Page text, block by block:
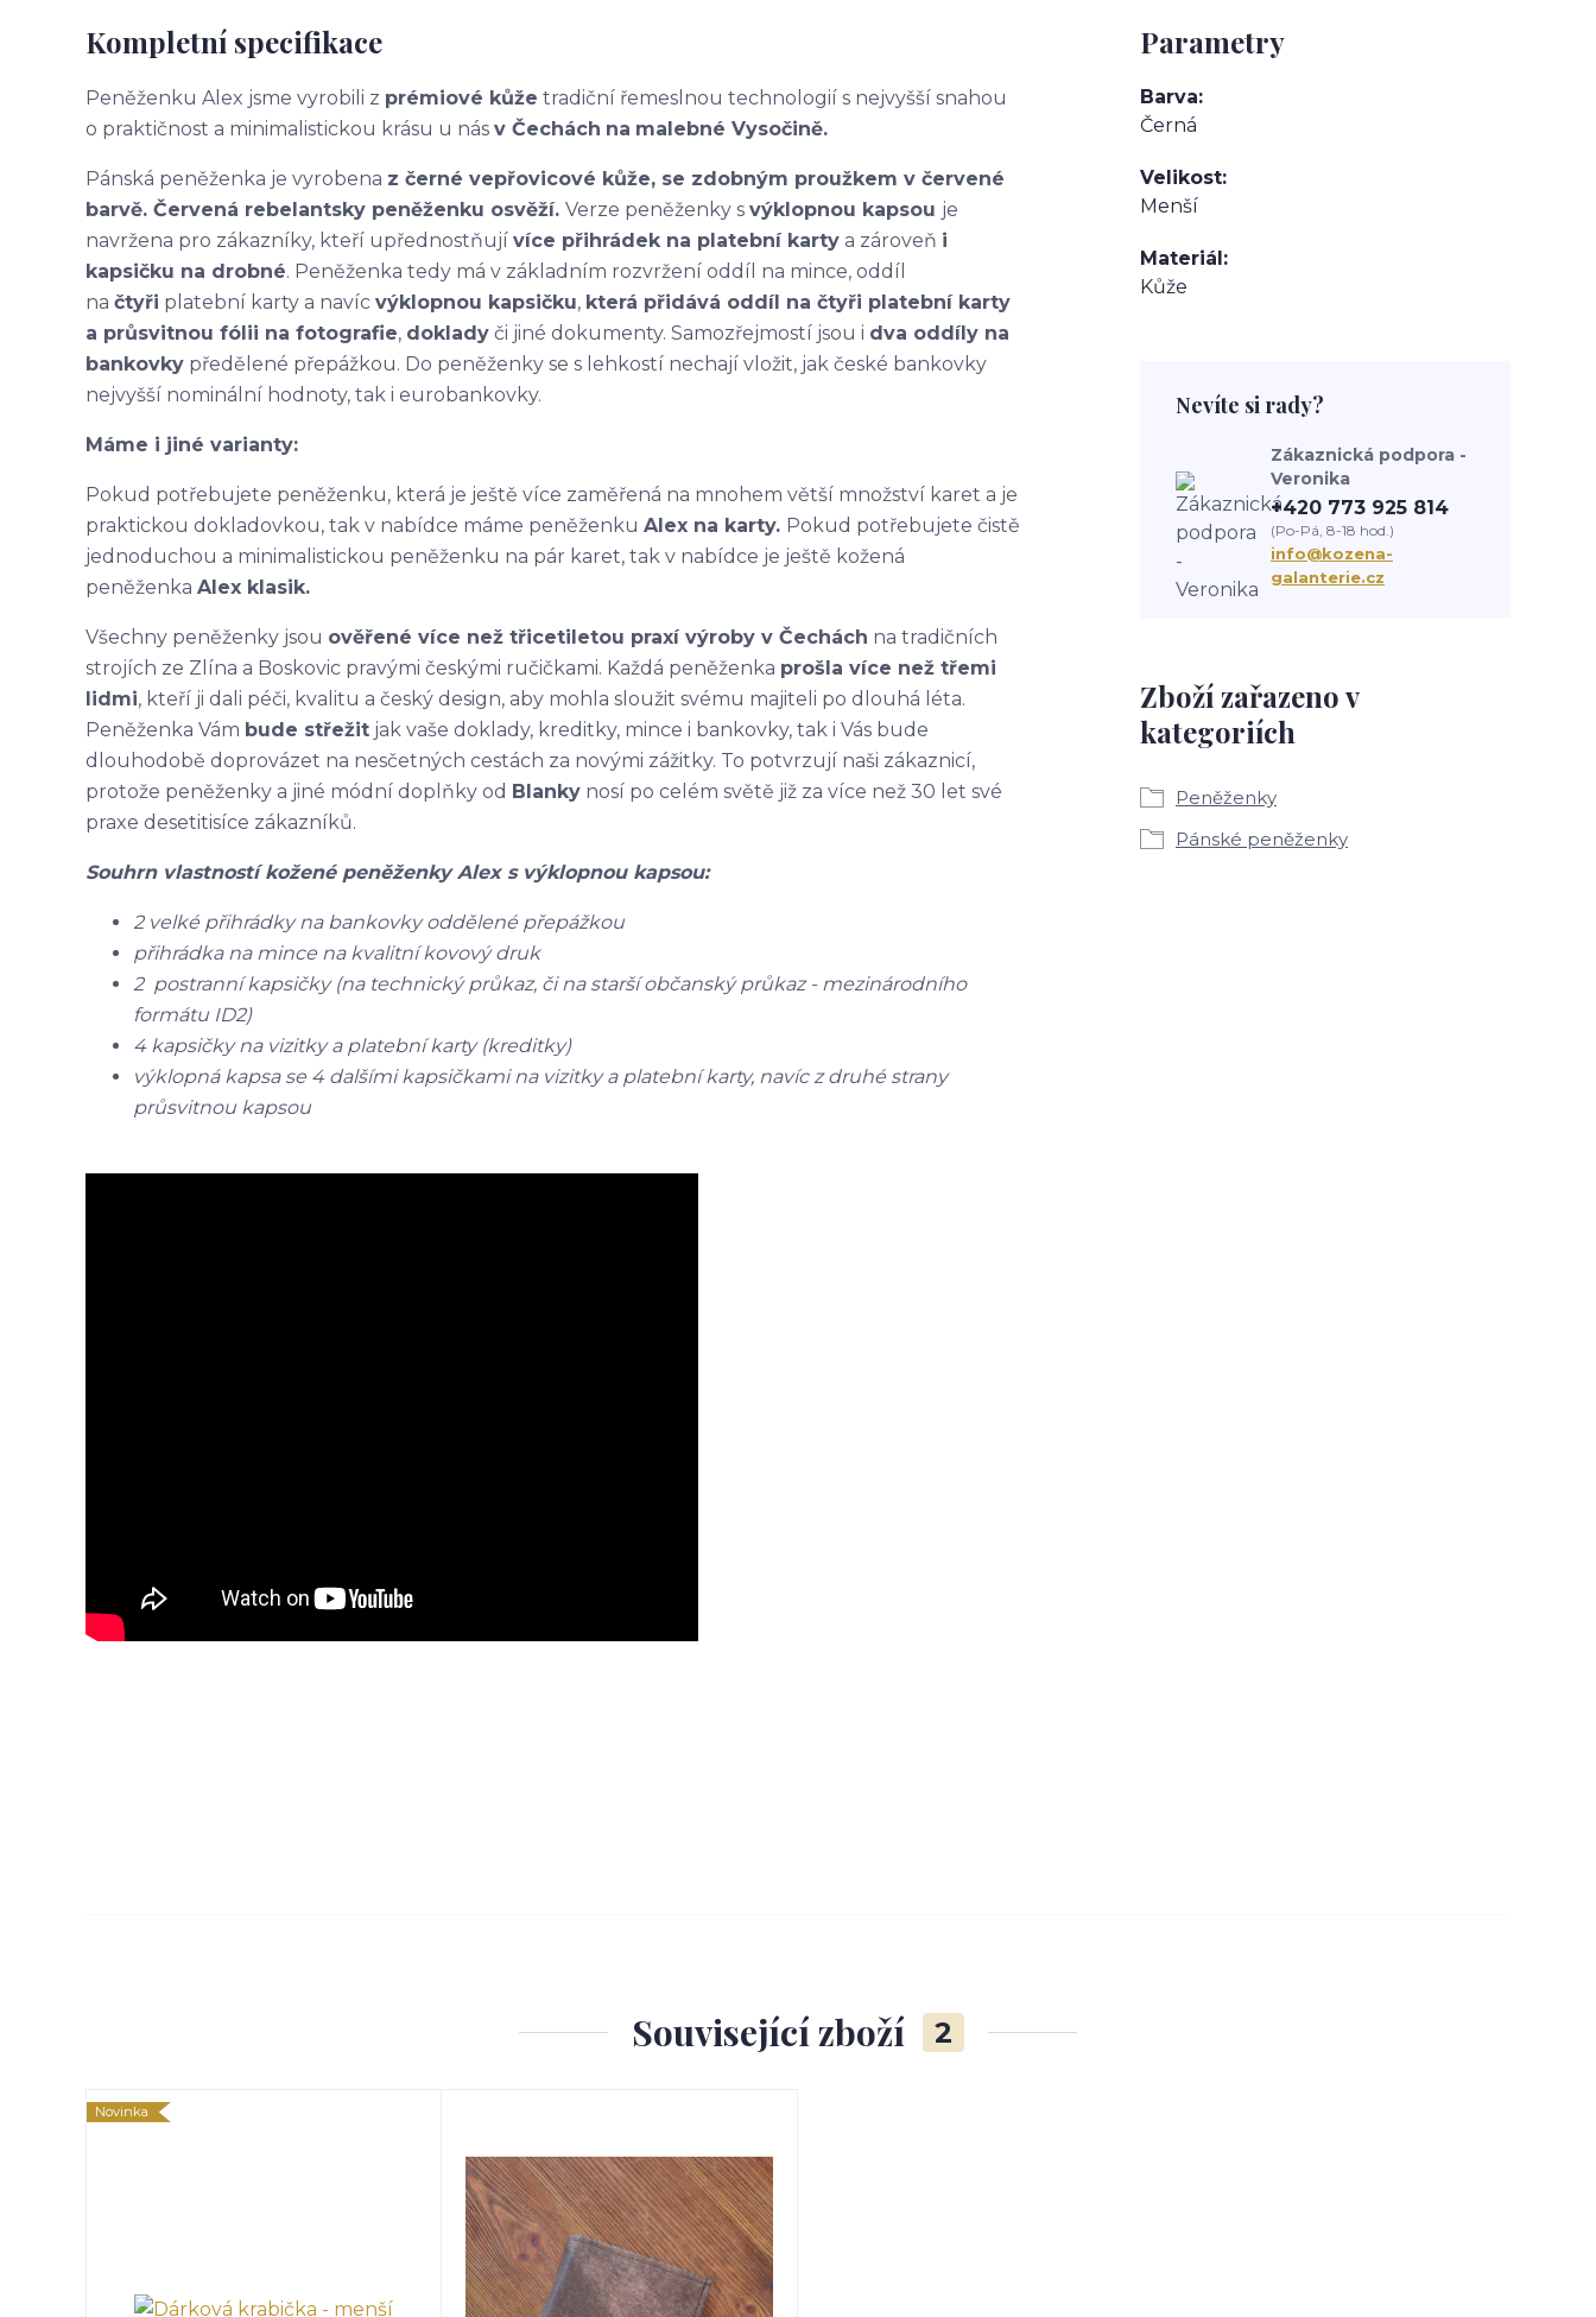
Kompletní specifikace
Peněženku Alex jsme vyrobili z prémiové kůže tradiční řemeslnou technologií s nejvyšší snahou
o praktičnost a minimalistickou krásu u nás v Čechách na malebné Vysočině.
Pánská peněženka je vyrobena z černé vepřovicové kůže, se zdobným proužkem v červené
barvě. Červená rebelantsky peněženku osvěží. Verze peněženky s výklopnou kapsou je
navržena pro zákazníky, kteří upřednostňují více přihrádek na platební karty a zároveň i
kapsičku na drobné. Peněženka tedy má v základním rozvržení oddíl na mince, oddíl
na čtyři platební karty a navíc výklopnou kapsičku, která přidává oddíl na čtyři platební karty
a průsvitnou fólii na fotografie, doklady či jiné dokumenty. Samozřejmostí jsou i dva oddíly na
bankovky předělené přepážkou. Do peněženky se s lehkostí nechají vložit, jak české bankovky
nejvyšší nominální hodnoty, tak i eurobankovky.
Máme i jiné varianty:
Pokud potřebujete peněženku, která je ještě více zaměřená na mnohem větší množství karet a je
praktickou dokladovkou, tak v nabídce máme peněženku Alex na karty. Pokud potřebujete čistě
jednoduchou a minimalistickou peněženku na pár karet, tak v nabídce je ještě kožená
peněženka Alex klasik.
Všechny peněženky jsou ověřené více než třicetiletou praxí výroby v Čechách na tradičních
strojích ze Zlína a Boskovic pravými českými ručičkami. Každá peněženka prošla více než třemi
lidmi, kteří ji dali péči, kvalitu a český design, aby mohla sloužit svému majiteli po dlouhá léta.
Peněženka Vám bude střežit jak vaše doklady, kreditky, mince i bankovky, tak i Vás bude
dlouhodobě doprovázet na nesčetných cestách za novými zážitky. To potvrzují naši zákaznicí,
protože peněženky a jiné módní doplňky od Blanky nosí po celém světě již za více než 30 let své
praxe desetitisíce zákazníků.
Souhrn vlastností kožené peněženky Alex s výklopnou kapsou:
2 velké přihrádky na bankovky oddělené přepážkou
přihrádka na mince na kvalitní kovový druk
2 postranní kapsičky (na technický průkaz, či na starší občanský průkaz - mezinárodního
formátu ID2)
4 kapsičky na vizitky a platební karty (kreditky)
výklopná kapsa se 4 dalšími kapsičkami na vizitky a platební karty, navíc z druhé strany
průsvitnou kapsou
Parametry
Barva
Černá
Velikost
Menší
Materiál
Kůže
Zboží zařazeno v
kategoriích
Peněženky
Pánské peněženky
Nevíte si rady?
Zákaznická podpora -
Veronika
+420 773 925 814
(Po-Pá, 8-18 hod.)
info@kozena-
galanterie.cz
Související zboží 2
Novinka